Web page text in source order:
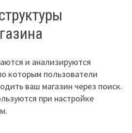
и анализируются
которым пользователи
ваш магазин через поиск.
при настройке